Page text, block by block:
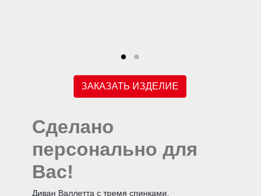
ЗАКАЗАТЬ ИЗДЕЛИЕ
Сделано
персонально для
Вас!
Диван Валлетта с тремя спинками.